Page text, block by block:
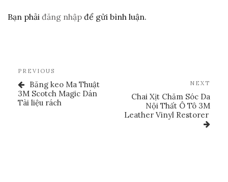
Bạn phải đăng nhập để gửi bình luận.
Hướng
Bài
Viết
Previous
Post
PREVIOUS
Băng keo Ma Thuật
3M Scotch Magic Dán
Tài liệu rách
NEXT
Chai Xịt Chăm Sóc Da
Nội Thất Ô Tô 3M
Leather Vinyl Restorer